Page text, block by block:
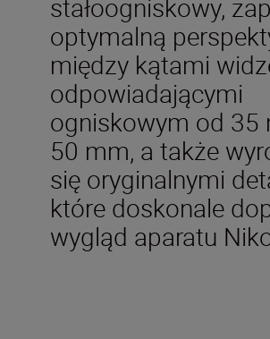
stałoogniskowy,
optymalną
między kątami
odpowiadającymi
ogniskowym od 35
50 mm, a także
się oryginalnymi
które doskonale
wygląd aparatu